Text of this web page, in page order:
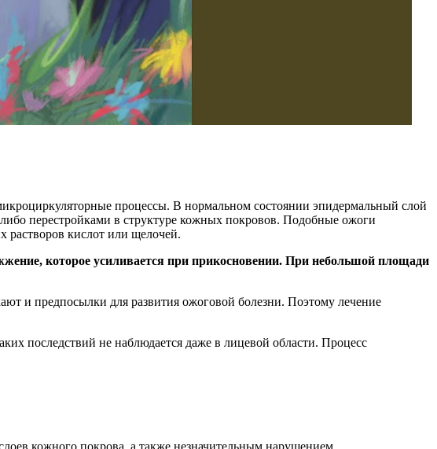
процессы. В нормальном состоянии эпидермальный слой
перестройками в структуре кожных покровов. Подобные ожоги
растворов кислот или щелочей.
которое усиливается при прикосновении. При небольшой площади
и предпосылки для развития ожоговой болезни. Поэтому лечение
последствий не наблюдается даже в лицевой области. Процесс
кожного покрова, а также незначительным нарушением